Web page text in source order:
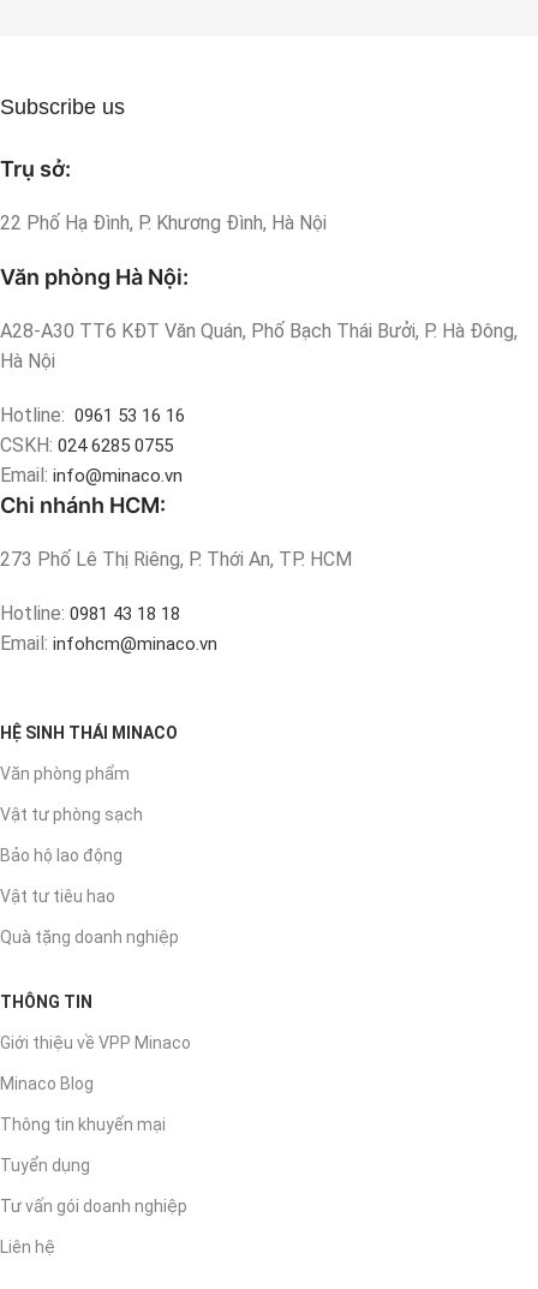
Subscribe us
Trụ sở:
22 Phố Hạ Đình, P. Khương Đình, Hà Nội
Văn phòng Hà Nội:
A28-A30 TT6 KĐT Văn Quán, Phố Bạch Thái Bưởi, P. Hà Đông,
Hà Nội
Hotline: 0961 53 16 16
CSKH: 024 6285 0755
Email: info@minaco.vn
Chi nhánh HCM:
273 Phố Lê Thị Riêng, P. Thới An, TP. HCM
Hotline: 0981 43 18 18
Email: infohcm@minaco.vn
HỆ SINH THÁI MINACO
Văn phòng phẩm
Vật tư phòng sạch
Bảo hộ lao động
Vật tư tiêu hao
Quà tặng doanh nghiệp
THÔNG TIN
Giới thiệu về VPP Minaco
Minaco Blog
Thông tin khuyến mại
Tuyển dụng
Tư vấn gói doanh nghiệp
Liên hệ